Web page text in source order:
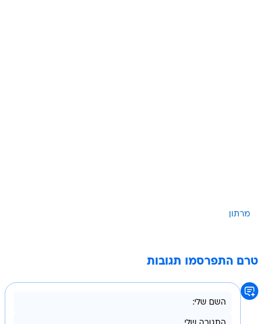
מרתון
טרם התפרסמו תגובות